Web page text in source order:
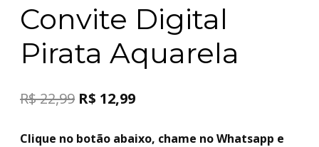
Convite Digital
Pirata Aquarela
R$22,99 R$ 12,99
Clique no botão abaixo, chame no Whatsapp e